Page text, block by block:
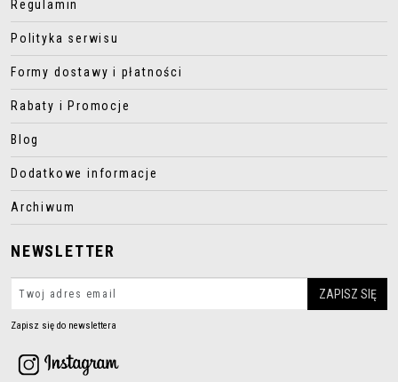
Regulamin
Polityka serwisu
Formy dostawy i płatności
Rabaty i Promocje
Blog
Dodatkowe informacje
Archiwum
NEWSLETTER
Zapisz się do newslettera